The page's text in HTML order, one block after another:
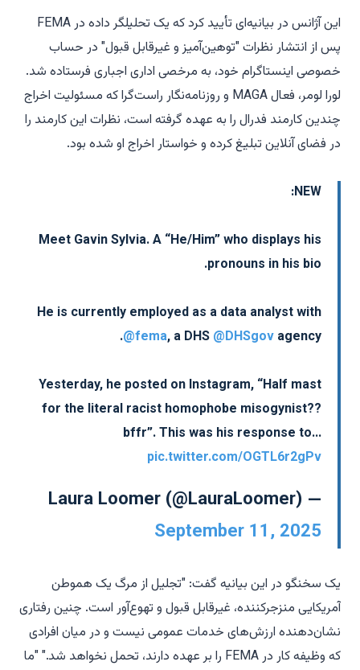
این آژانس در بیانیه‌ای تأیید کرد که یک تحلیلگر داده در FEMA
پس از انتشار نظرات "توهین‌آمیز و غیرقابل قبول" در حساب
خصوصی اینستاگرام خود، به مرخصی اداری اجباری فرستاده شد.
لورا لومر، فعال MAGA و روزنامه‌نگار راست‌گرا که مسئولیت اخراج
چندین کارمند فدرال را به عهده گرفته است، نظرات این کارمند را
در فضای آنلاین تبلیغ کرده و خواستار اخراج او شده بود.
NEW:
Meet Gavin Sylvia. A “He/Him” who displays his
pronouns in his bio.
He is currently employed as a data analyst with
@fema, a DHS @DHSgov agency.
Yesterday, he posted on Instagram, “Half mast
for the literal racist homophobe misogynist??
bffr”. This was his response to…
pic.twitter.com/OGTL6r2gPv
— Laura Loomer (@LauraLoomer)
September 11, 2025
یک سخنگو در این بیانیه گفت: "تجلیل از مرگ یک هموطن
آمریکایی منزجرکننده، غیرقابل قبول و تهوع‌آور است. چنین رفتاری
نشان‌دهنده ارزش‌های خدمات عمومی نیست و در میان افرادی
که وظیفه کار در FEMA را بر عهده دارند، تحمل نخواهد شد." "ما